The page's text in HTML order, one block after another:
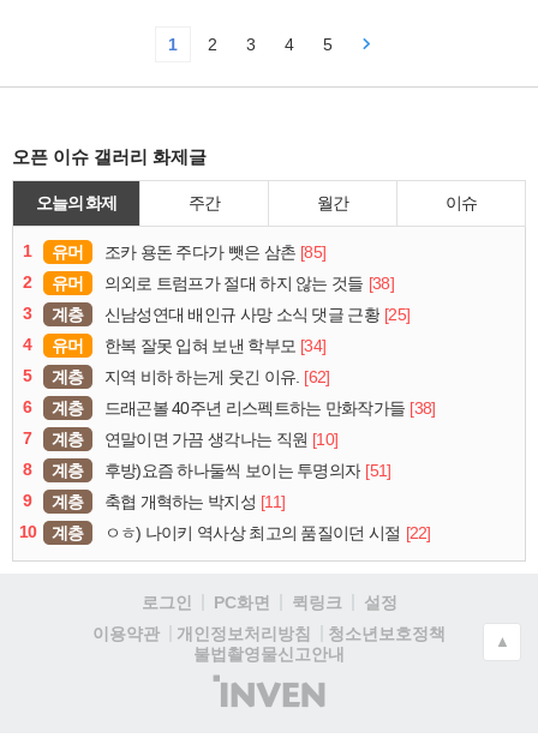
1 2 3 4 5
오픈 이슈 갤러리 화제글
오늘의 화제 주간 월간 이슈
1 유머 조카 용돈 주다가 뺏은 삼촌 [85]
2
유머 의외로 트럼프가 절대 하지 않는 것들 [38]
3
계층 신남성연대 배인규 사망 소식 댓글 근황 [25]
4
유머 한복 잘못 입혀 보낸 학부모 [34]
5
계층 지역 비하 하는게 웃긴 이유. [62]
6
계층 드래곤볼 40주년 리스펙트하는 만화작가들 [38]
7
계층 연말이면 가끔 생각나는 직원 [10]
8
계층 후방)요즘 하나둘씩 보이는 투명의자 [51]
9
계층 축협 개혁하는 박지성 [11]
10
계층 ㅇㅎ) 나이키 역사상 최고의 품질이던 시절 [22]
로그인 PC화면 퀵링크
설정
이용약관
개인정보처리방침
청소년보호정책
불법촬영물신고안내
(주)
인
▲